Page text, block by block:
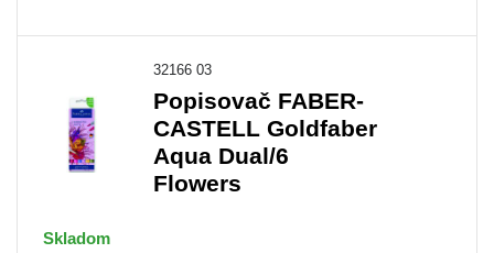
32166 03
Popisovač FABER-
CASTELL Goldfaber
Aqua Dual/6
Flowers
Skladom